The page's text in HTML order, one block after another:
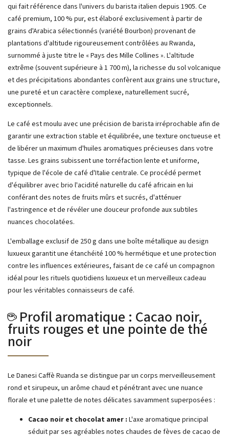
qui fait référence dans l'univers du barista italien depuis 1905. Ce
café premium, 100 % pur, est élaboré exclusivement à partir de
grains d'Arabica sélectionnés (variété Bourbon) provenant de
plantations d'altitude rigoureusement contrôlées au Rwanda,
surnommé à juste titre le « Pays des Mille Collines ». L'altitude
extrême (souvent supérieure à 1 700 m), la richesse du sol volcanique
et des précipitations abondantes confèrent aux grains une structure,
une pureté et un caractère complexe, naturellement sucré,
exceptionnels.
Le café est moulu avec une précision de barista irréprochable afin de
garantir une extraction stable et équilibrée, une texture onctueuse et
de libérer un maximum d'huiles aromatiques précieuses dans votre
tasse. Les grains subissent une torréfaction lente et uniforme,
typique de l'école de café d'Italie centrale. Ce procédé permet
d'équilibrer avec brio l'acidité naturelle du café africain en lui
conférant des notes de fruits mûrs et sucrés, d'atténuer
l'astringence et de révéler une douceur profonde aux subtiles
nuances chocolatées.
L'emballage exclusif de 250 g dans une boîte métallique au design
luxueux garantit une étanchéité 100 % hermétique et une protection
contre les influences extérieures, faisant de ce café un compagnon
idéal pour les rituels quotidiens luxueux et un merveilleux cadeau
pour les véritables connaisseurs de café.
☕ Profil aromatique : Cacao noir,
fruits rouges et une pointe de thé
noir
Le Danesi Caffè Ruanda se distingue par un corps merveilleusement
rond et sirupeux, un arôme chaud et pénétrant avec une nuance
florale et une palette de notes délicates savamment superposées :
Cacao noir et chocolat amer : L'axe aromatique principal
séduit par ses agréables notes chaudes de fèves de cacao de